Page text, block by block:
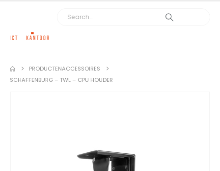
PRODUCTENACCESSOIRES
SCHAFFENBURG – TWL – CPU HOUDER